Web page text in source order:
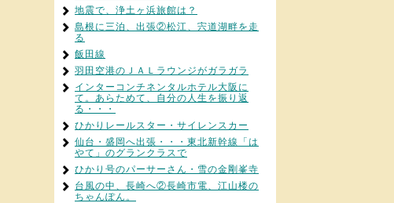
地震で、浄土ヶ浜旅館は？
島根に三泊、出張②松江、宍道湖畔を走
る
飯田線
羽田空港のＪＡＬラウンジがガラガラ
インターコンチネンタルホテル大阪に
て。あらためて、自分の人生を振り返
る・・・
ひかりレールスター・サイレンスカー
仙台・盛岡へ出張・・・東北新幹線「は
やて」のグランクラスで
ひかり号のパーサーさん・雪の金剛峯寺
台風の中、長崎へ②長崎市電、江山楼の
ちゃんぽん。